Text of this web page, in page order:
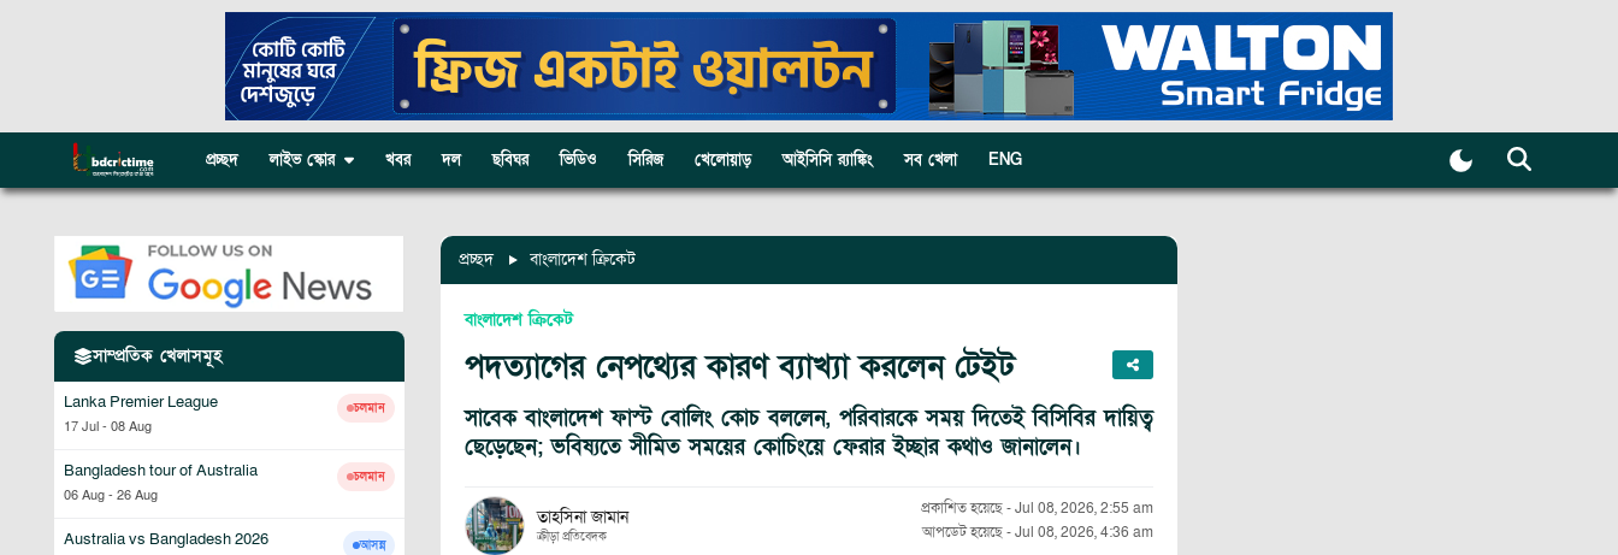
প্রচ্ছদ লাইভ স্কোর খবর দল ছবিঘর ভিডিও সিরিজ খেলোয়াড় আইসিসি র‍্যাঙ্কিং সব খেলা ENG
সাম্প্রতিক খেলাসমূহ
Lanka Premier League
17 Jul - 08 Aug
চলমান
Bangladesh tour of Australia
06 Aug - 26 Aug
চলমান
Australia vs Bangladesh 2026 আসন্ন
প্রচ্ছদ বাংলাদেশ ক্রিকেট
বাংলাদেশ ক্রিকেট
পদত্যাগের নেপথ্যের কারণ ব্যাখ্যা করলেন টেইট
সাবেক বাংলাদেশ ফাস্ট বোলিং কোচ বললেন, পরিবারকে সময় দিতেই বিসিবির দায়িত্ব
ছেড়েছেন; ভবিষ্যতে সীমিত সময়ের কোচিংয়ে ফেরার ইচ্ছার কথাও জানালেন।
তাহসিনা জামান
ক্রীড়া প্রতিবেদক
প্রকাশিত হয়েছে-Jul 08, 2026, 2:55 am
আপডেট হয়েছে-Jul 08, 2026, 4:36 am